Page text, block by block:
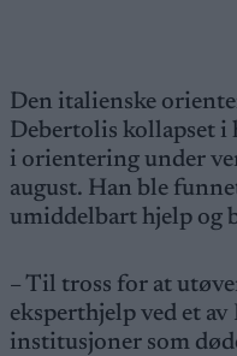
Den italienske
Debertolis kollapset i
i orientering under
august. Han ble
umiddelbart hjelp og
– Til tross for at
eksperthjelp ved et
institusjoner som